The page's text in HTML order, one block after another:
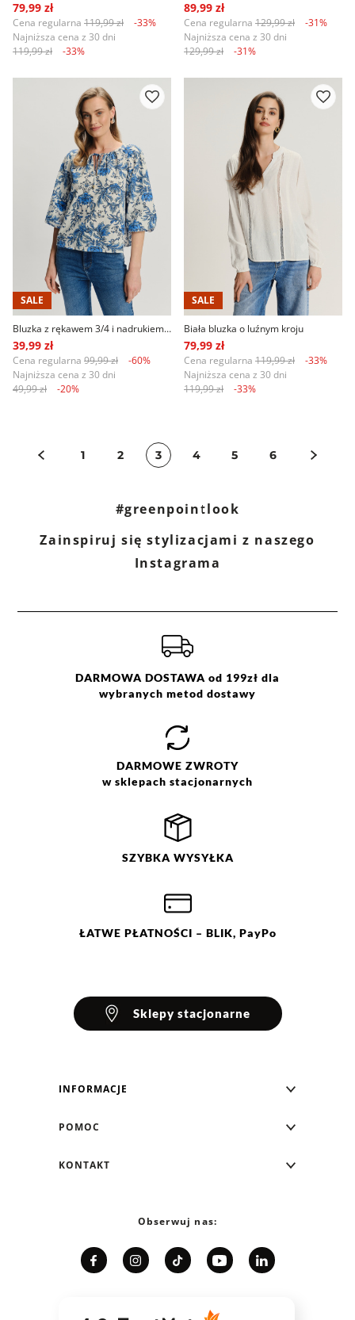
79,99 zł
Cena regularna 119,99 zł
-33%
Najniższa cena z 30 dni
119,99 zł
-33%
89,99 zł
Cena regularna 129,99 zł
-31%
Najniższa cena z 30 dni
129,99 zł
-31%
SALE
Bluzka z rękawem 3/4 i nadrukiem w kwiaty
39,99 zł
Cena regularna 99,99 zł
-60%
Najniższa cena z 30 dni
49,99 zł
-20%
SALE
Biała bluzka o luźnym kroju
79,99 zł
Cena regularna 119,99 zł
-33%
Najniższa cena z 30 dni
119,99 zł
-33%
1 2 3 4 5 6
#greenpointlook
Zainspiruj się stylizacjami z naszego
Instagrama
DARMOWA DOSTAWA od 199zł dla
wybranych metod dostawy
DARMOWE ZWROTY
w sklepach stacjonarnych
SZYBKA WYSYŁKA
ŁATWE PŁATNOŚCI – BLIK, PayPo
Sklepy stacjonarne
INFORMACJE
Klub Greenpoint
Współpraca
Karta podarunkowa
POMOC
Zwrot/Wymiana
KONTAKT
Telefon: 12 287 07 07
Pn. - pt.: 8:00 - 15:00
Relacje inwestorskie
Obserwuj nas: